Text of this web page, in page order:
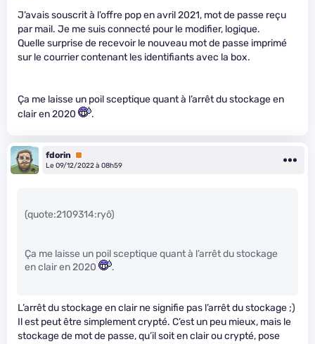
J’avais souscrit à l’offre pop en avril 2021, mot de passe reçu
par mail. Je me suis connecté pour le modifier, logique.
Quelle surprise de recevoir le nouveau mot de passe imprimé
sur le courrier contenant les identifiants avec la box.
Ça me laisse un poil sceptique quant à l’arrêt du stockage en
clair en 2020
.
fdorin
Premium
Le 09/12/2022 à 08h59
(quote:2109314:ryô)
Ça me laisse un poil sceptique quant à l’arrêt du stockage
en clair en 2020
.
L’arrêt du stockage en clair ne signifie pas l’arrêt du stockage ;)
Il est peut être simplement crypté. C’est un peu mieux, mais le
stockage de mot de passe, qu’il soit en clair ou crypté, pose